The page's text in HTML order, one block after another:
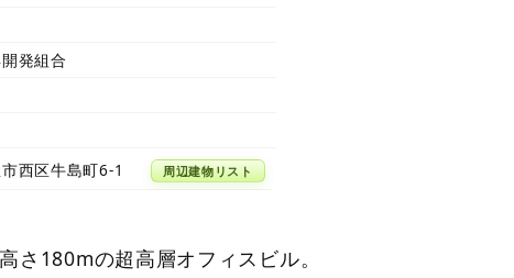
発組合
西区牛島町6-1 周辺建物リスト
さ180mの超高層オフィスビル。